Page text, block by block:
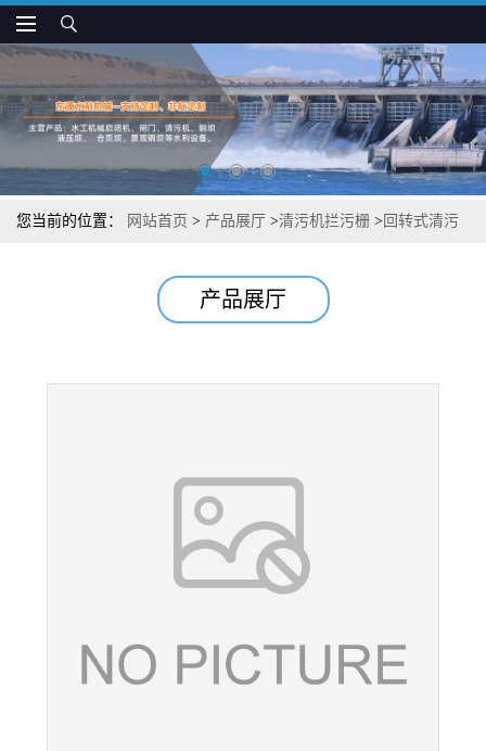
您当前的位置： 网站首页 > 产品展厅 >清污机拦污栅 > 回转式清污
产品展厅